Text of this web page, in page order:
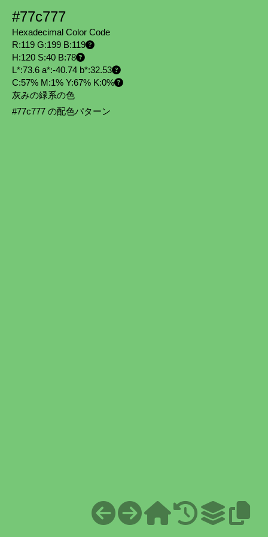
#77c777
Hexadecimal Color Code
R:119 G:199 B:119
H:120 S:40 B:78
L*:73.6 a*:-40.74 b*:32.53
C:57% M:1% Y:67% K:0%
灰みの緑系の色
#77c777 の配色パターン